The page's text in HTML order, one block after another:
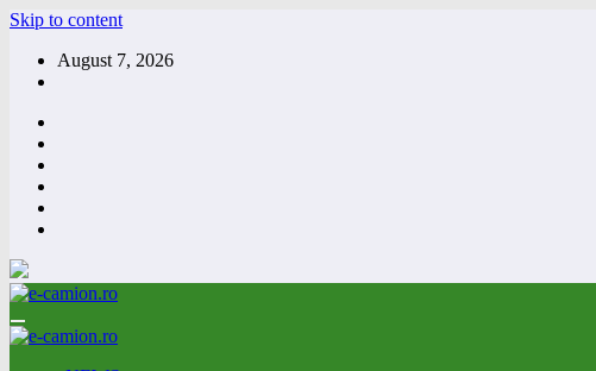
Skip to content
August 7, 2026